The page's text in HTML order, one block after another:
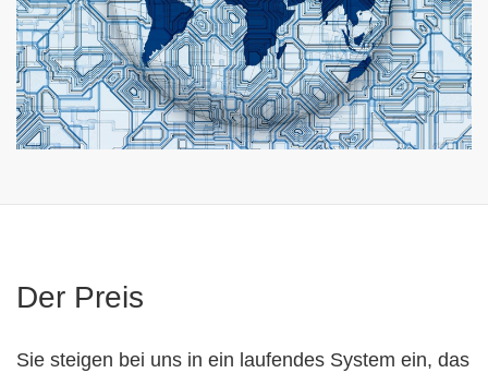
Der Preis
Sie steigen bei uns in ein laufendes System ein, das